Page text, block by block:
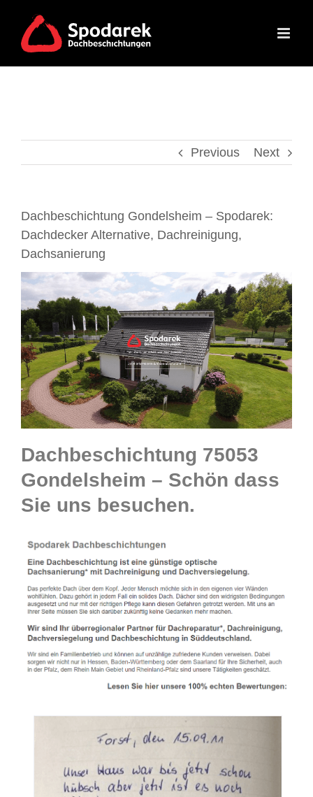
content
Previous Next
Dachbeschichtung Gondelsheim – Spodarek:
Dachdecker Alternative, Dachreinigung,
Dachsanierung
Dachbeschichtung 75053
Gondelsheim – Schön dass
Sie uns besuchen.